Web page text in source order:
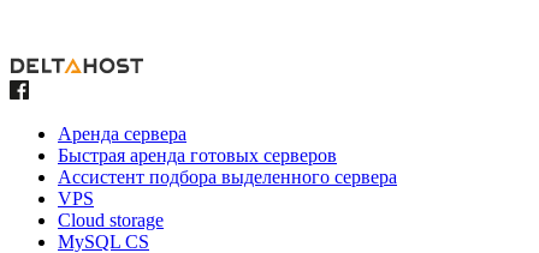
Аренда сервера
Быстрая аренда готовых серверов
Ассистент подбора выделенного сервера
VPS
Cloud storage
MySQL CS